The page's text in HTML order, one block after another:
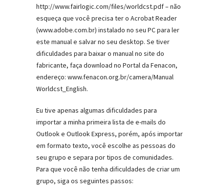
http://www.fairlogic.com/files/worldcst.pdf – não
esqueça que você precisa ter o Acrobat Reader
(www.adobe.com.br) instalado no seu PC para ler
este manual e salvar no seu desktop. Se tiver
dificuldades para baixar o manual no site do
fabricante, faça download no Portal da Fenacon,
endereço: www.fenacon.org.br/camera/Manual
Worldcst_English.
Eu tive apenas algumas dificuldades para
importar a minha primeira lista de e-mails do
Outlook e Outlook Express, porém, após importar
em formato texto, você escolhe as pessoas do
seu grupo e separa por tipos de comunidades.
Para que você não tenha dificuldades de criar um
grupo, siga os seguintes passos: